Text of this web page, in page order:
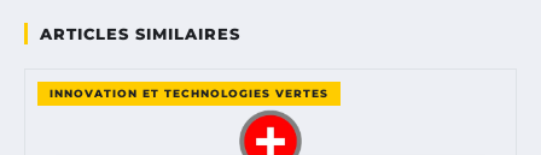
ARTICLES SIMILAIRES
INNOVATION ET TECHNOLOGIES VERTES